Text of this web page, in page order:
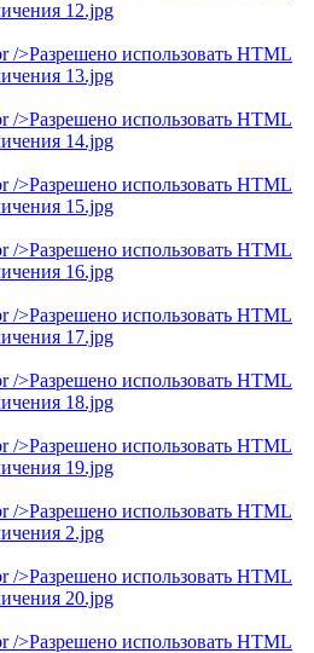
/>Разрешено использовать HTML
/>Разрешено использовать HTML
/>Разрешено использовать HTML
/>Разрешено использовать HTML
/>Разрешено использовать HTML
/>Разрешено использовать HTML
/>Разрешено использовать HTML
/>Разрешено использовать HTML
/>Разрешено использовать HTML
/>Разрешено использовать HTML